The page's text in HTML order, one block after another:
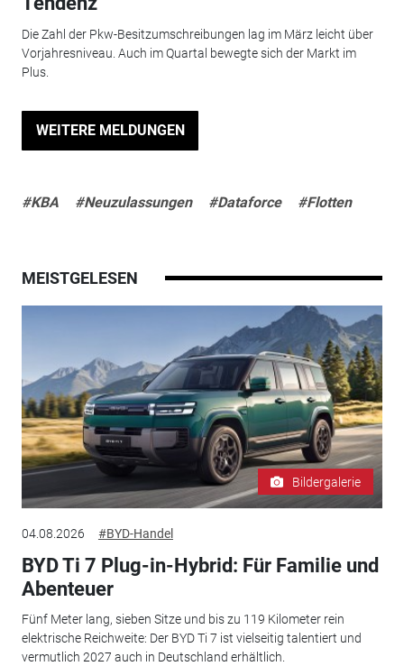
Die Zahl der Pkw-Besitzumschreibungen lag im März leicht über
Vorjahresniveau. Auch im Quartal bewegte sich der Markt im
Plus.
WEITERE MELDUNGEN
#KBA #Neuzulassungen #Dataforce #Flotten
MEISTGELESEN
Bildergalerie
04.08.2026 #BYD-Handel
BYD Ti 7 Plug-in-Hybrid: Für Familie und
Abenteuer
Fünf Meter lang, sieben Sitze und bis zu 119 Kilometer rein
elektrische Reichweite: Der BYD Ti 7 ist vielseitig talentiert und
vermutlich 2027 auch in Deutschland erhältlich.